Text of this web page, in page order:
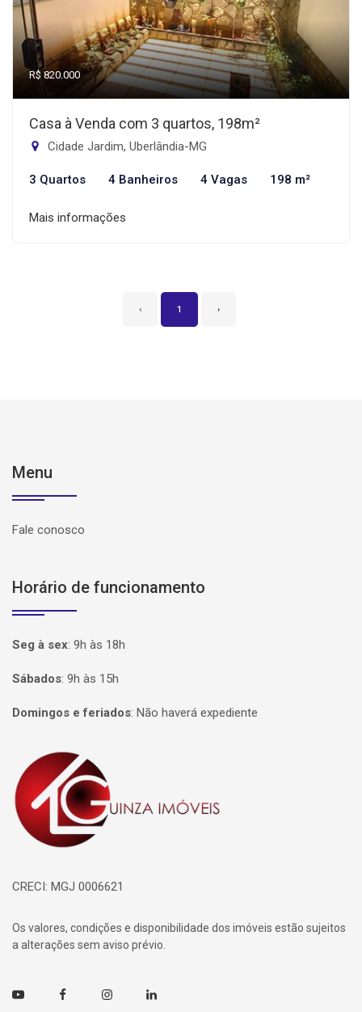
R$ 820.000
Casa à Venda com 3 quartos, 198m²
Cidade Jardim, Uberlândia-MG
3 Quartos 4 Banheiros 4 Vagas 198 m²
Mais informações
‹ 1 ›
Menu
Fale conosco
Horário de funcionamento
Seg à sex: 9h às 18h
Sábados: 9h às 15h
Domingos e feriados: Não haverá expediente
Página inicial
CRECI: MGJ 0006621
Os valores, condições e disponibilidade dos imóveis estão sujeitos
a alterações sem aviso prévio.
Youtube FacebookInstagramLinkedin